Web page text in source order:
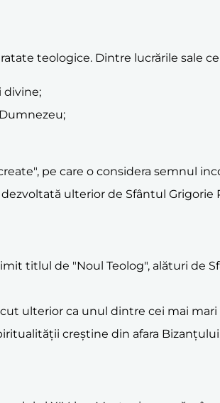
teologice. Dintre lucrările sale
divine;
pe care o considera semnul
ulterior de Sfântul Grigorie
titlul de "Noul Teolog", alături de
ulterior ca unul dintre cei mai
creștine din afara